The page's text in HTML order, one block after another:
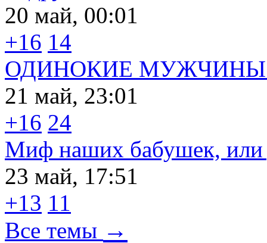
20 май, 00:01
+16 14
ОДИНОКИЕ МУЖЧИНЫ
21 май, 23:01
+16 24
Миф наших бабушек, или
23 май, 17:51
+13 11
Все темы →